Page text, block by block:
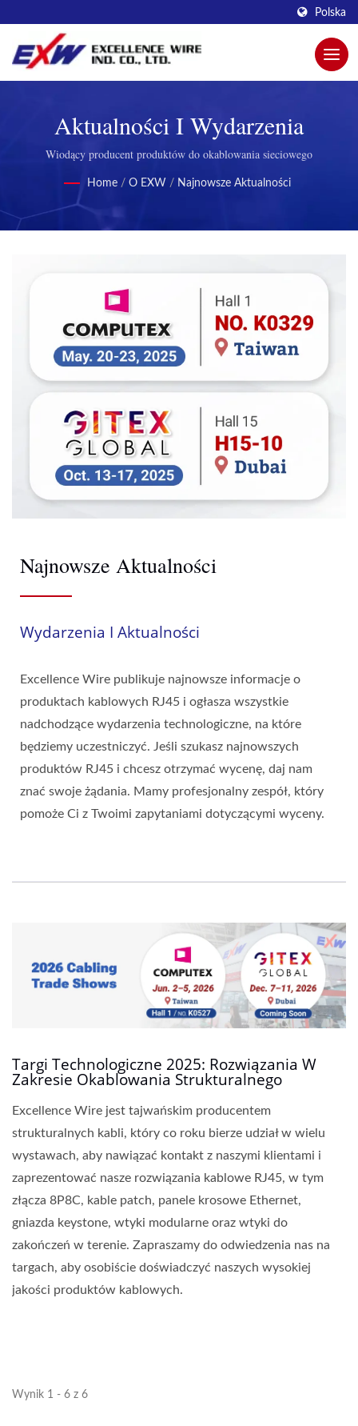
Polska
Aktualności I Wydarzenia
Wiodący producent produktów do okablowania sieciowego
Home / O EXW / Najnowsze Aktualności
Najnowsze Aktualności
Wydarzenia I Aktualności
Excellence Wire publikuje najnowsze informacje o
produktach kablowych RJ45 i ogłasza wszystkie
nadchodzące wydarzenia technologiczne, na które
będziemy uczestniczyć. Jeśli szukasz najnowszych
produktów RJ45 i chcesz otrzymać wycenę, daj nam
znać swoje żądania. Mamy profesjonalny zespół, który
pomoże Ci z Twoimi zapytaniami dotyczącymi wyceny.
Targi Technologiczne 2025: Rozwiązania W
Zakresie Okablowania Strukturalnego
Excellence Wire jest tajwańskim producentem
strukturalnych kabli, który co roku bierze udział w wielu
wystawach, aby nawiązać kontakt z naszymi klientami i
zaprezentować nasze rozwiązania kablowe RJ45, w tym
złącza 8P8C, kable patch, panele krosowe Ethernet,
gniazda keystone, wtyki modularne oraz wtyki do
zakończeń w terenie. Zapraszamy do odwiedzenia nas na
targach, aby osobiście doświadczyć naszych wysokiej
jakości produktów kablowych.
Wynik 1 - 6 z 6